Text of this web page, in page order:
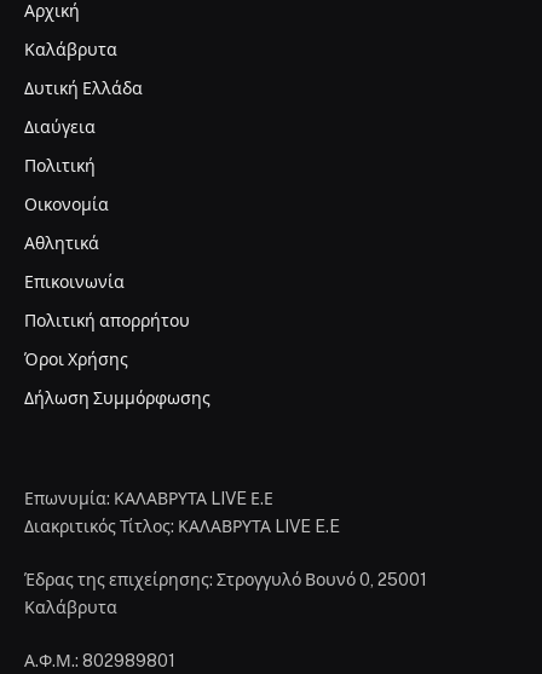
Αρχική
Καλάβρυτα
Δυτική Ελλάδα
Διαύγεια
Πολιτική
Οικονομία
Αθλητικά
Επικοινωνία
Πολιτική απορρήτου
Όροι Χρήσης
Δήλωση Συμμόρφωσης
Επωνυμία: ΚΑΛΑΒΡΥΤΑ LIVE Ε.Ε
Διακριτικός Τίτλος: ΚΑΛΑΒΡΥΤΑ LIVE E.E
Έδρας της επιχείρησης: Στρογγυλό Βουνό 0, 25001
Καλάβρυτα
Α.Φ.Μ.: 802989801